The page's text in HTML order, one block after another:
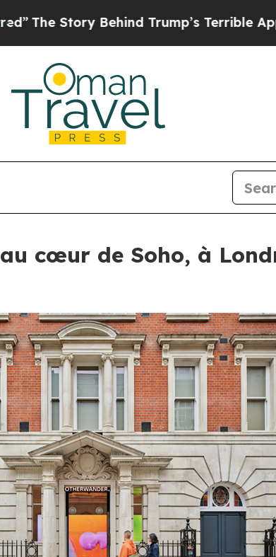
Trump’s Terrible Approval Rating
cœur de Soho, à